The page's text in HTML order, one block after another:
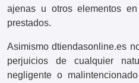
ajenas u otros elementos
prestados.
Asimismo dtiendasonline.es
perjuicios de cualquier
negligente o